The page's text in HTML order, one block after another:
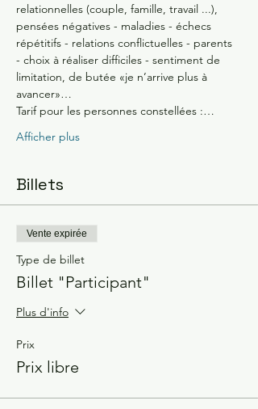
relationnelles (couple, famille, travail ...),
pensées négatives - maladies - échecs
répétitifs - relations conflictuelles - parents
- choix à réaliser difficiles - sentiment de
limitation, de butée «je n’arrive plus à
avancer»…
Tarif pour les personnes constellées :…
Afficher plus
Billets
Vente expirée
Type de billet
Billet "Participant"
Plus d'info
Prix
Prix libre